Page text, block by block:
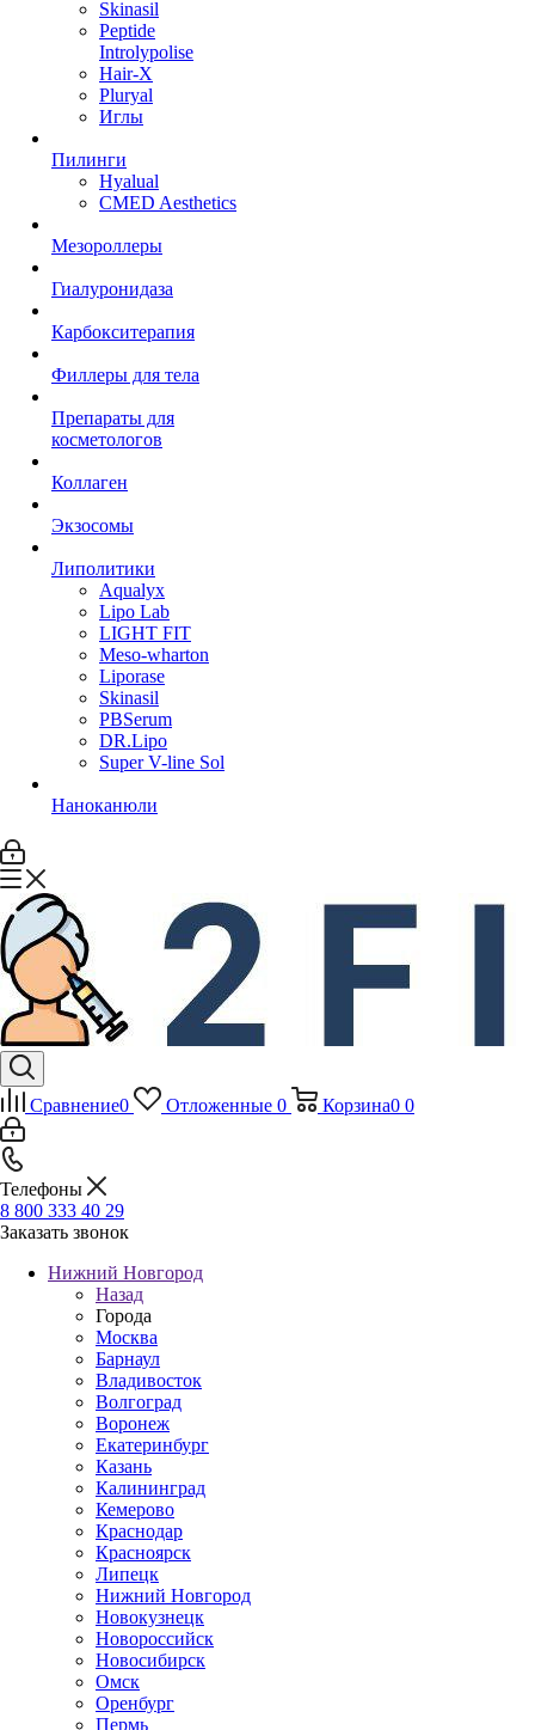
Skinasil
Peptide
Introlypolise
Hair-X
Pluryal
Иглы
Пилинги
Hyalual
CMED Aesthetics
Мезороллеры
Гиалуронидаза
Карбокситерапия
Филлеры для тела
Препараты для
косметологов
Коллаген
Экзосомы
Липолитики
Aqualyx
Lipo Lab
LIGHT FIT
Meso-wharton
Liporase
Skinasil
PBSerum
DR.Lipo
Super V-line Sol
Наноканюли
Сравнение0 Отложенные 0 Корзина0 0
Телефоны
8 800 333 40 29
Заказать звонок
Нижний Новгород
Назад
Города
Москва
Барнаул
Владивосток
Волгоград
Воронеж
Екатеринбург
Казань
Калининград
Кемерово
Краснодар
Красноярск
Липецк
Нижний Новгород
Новокузнецк
Новороссийск
Новосибирск
Омск
Оренбург
Пермь